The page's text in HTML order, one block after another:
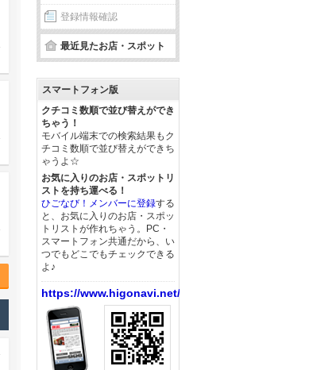
登録情報確認
最近見たお店・スポット
スマートフォン版
クチコミ数順で並び替えができ
ちゃう！
モバイル端末での検索結果もク
チコミ数順で並び替えができち
ゃうよ☆
お気に入りのお店・スポットリ
ストを持ち運べる！
ひごなび！メンバーに登録する
と、お気に入りのお店・スポッ
トリストが作れちゃう。PC・
スマートフォン共通だから、い
つでもどこでもチェックできる
よ♪
https://www.higonavi.net/